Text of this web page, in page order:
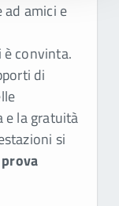
ad amici e
è convinta.
di
e la gratuità
si